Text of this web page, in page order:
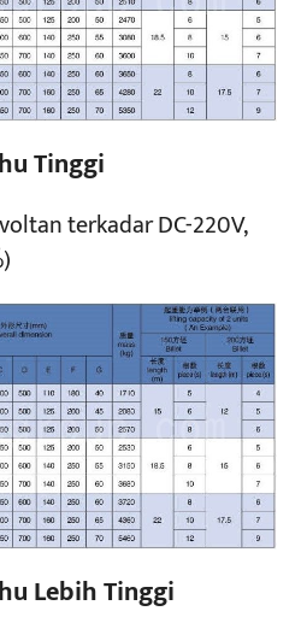
Tinggi
terkadar DC-220V,
Lebih Tinggi